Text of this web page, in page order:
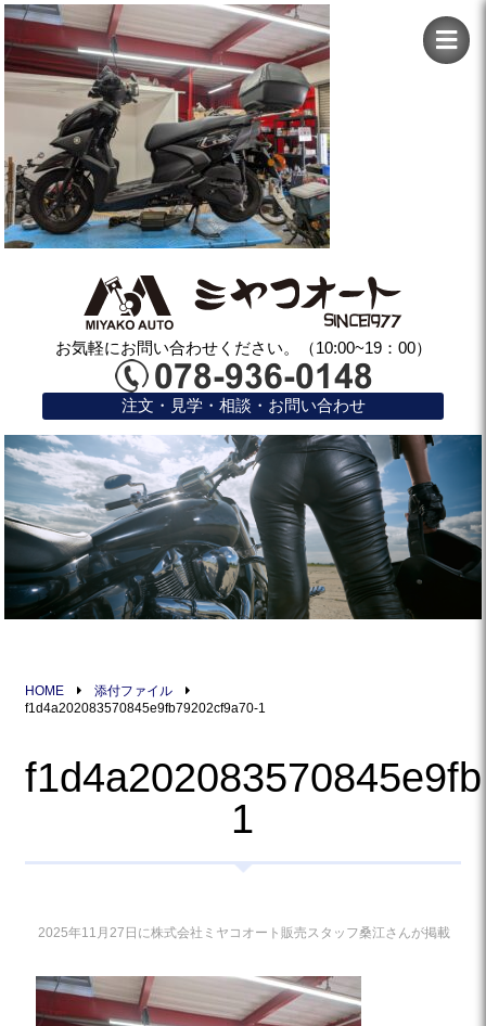
お気軽にお問い合わせください。（10:00~19：00）
注文・見学・相談・お問い合わせ
HOME
添付ファイル
f1d4a202083570845e9fb79202cf9a70-1
1
2025年11月27日に株式会社ミヤコオート販売スタッフ桑江さんが掲載